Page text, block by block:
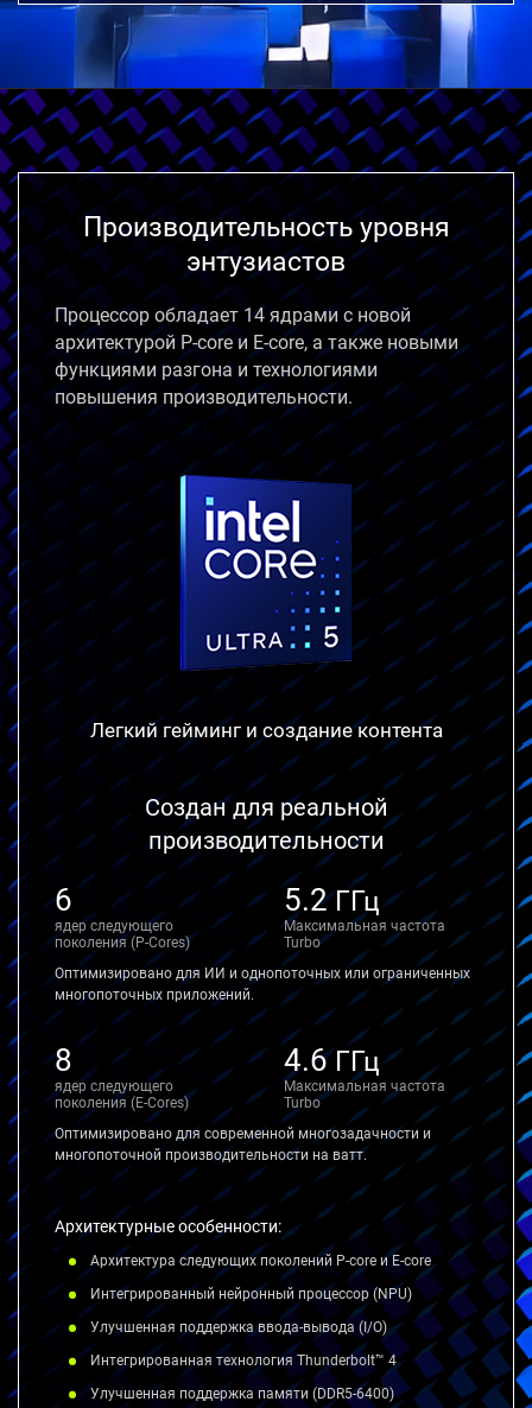
Производительность уровня
энтузиастов
Процессор обладает 14 ядрами с новой
архитектурой P-core и E-core, а также новыми
функциями разгона и технологиями
повышения производительности.
Легкий гейминг и создание контента
Создан для реальной
производительности
6
ядер следующего
поколения (P-Cores)
5.2ГГц
Максимальная частота
Turbo
Оптимизировано для ИИ и однопоточных или ограниченных
многопоточных приложений.
8
ядер следующего
поколения (E-Cores)
4.6ГГц
Максимальная частота
Turbo
Оптимизировано для современной многозадачности и
многопоточной производительности на ватт.
Архитектурные особенности:
Архитектура следующих поколений P-core и E-core
Интегрированный нейронный процессор (NPU)
Улучшенная поддержка ввода-вывода (I/O)
Интегрированная технология Thunderbolt™ 4
Улучшенная поддержка памяти (DDR5-6400)